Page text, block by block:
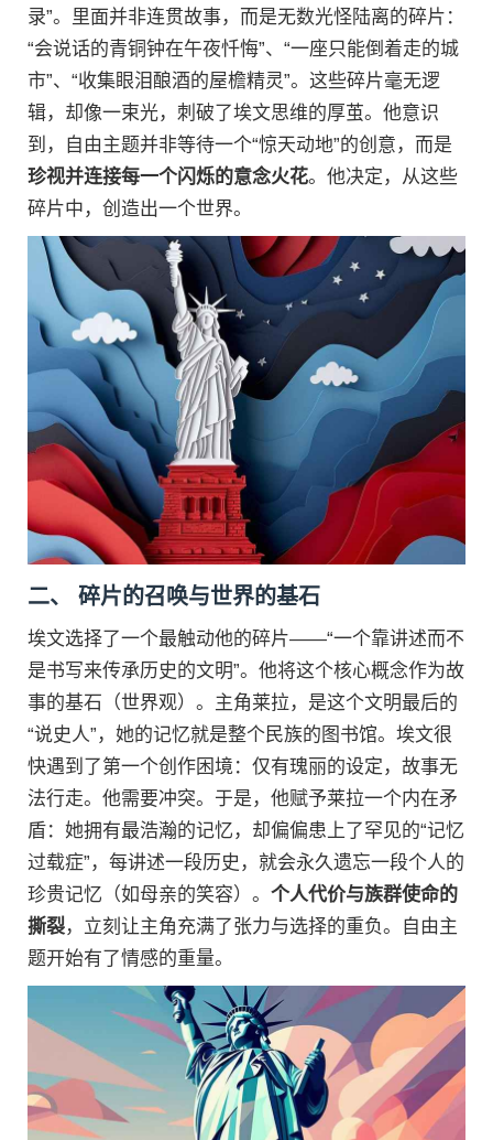
录”。里面并非连贯故事，而是无数光怪陆离的碎片：
“会说话的青铜钟在午夜忏悔”、“一座只能倒着走的城
市”、“收集眼泪酿酒的屋檐精灵”。这些碎片毫无逻
辑，却像一束光，刺破了埃文思维的厚茧。他意识
到，自由主题并非等待一个“惊天动地”的创意，而是
珍视并连接每一个闪烁的意念火花。他决定，从这些
碎片中，创造出一个世界。
二、 碎片的召唤与世界的基石
埃文选择了一个最触动他的碎片——“一个靠讲述而不
是书写来传承历史的文明”。他将这个核心概念作为故
事的基石（世界观）。主角莱拉，是这个文明最后的
“说史人”，她的记忆就是整个民族的图书馆。埃文很
快遇到了第一个创作困境：仅有瑰丽的设定，故事无
法行走。他需要冲突。于是，他赋予莱拉一个内在矛
盾：她拥有最浩瀚的记忆，却偏偏患上了罕见的“记忆
过载症”，每讲述一段历史，就会永久遗忘一段个人的
珍贵记忆（如母亲的笑容）。 个人代价与族群使命的
撕裂，立刻让主角充满了张力与选择的重负。自由主
题开始有了情感的重量。